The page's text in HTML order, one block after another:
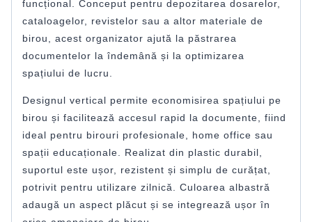
funcțional. Conceput pentru depozitarea dosarelor,
cataloagelor, revistelor sau a altor materiale de
birou, acest organizator ajută la păstrarea
documentelor la îndemână și la optimizarea
spațiului de lucru.
Designul vertical permite economisirea spațiului pe
birou și facilitează accesul rapid la documente, fiind
ideal pentru birouri profesionale, home office sau
spații educaționale. Realizat din plastic durabil,
suportul este ușor, rezistent și simplu de curățat,
potrivit pentru utilizare zilnică. Culoarea albastră
adaugă un aspect plăcut și se integrează ușor în